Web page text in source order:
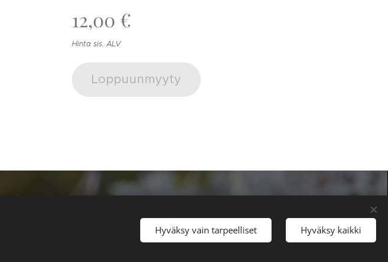
12,00 €
Hinta sis. ALV
Loppuunmyyty
Hyväksy vain tarpeelliset Hyväksy kaikki